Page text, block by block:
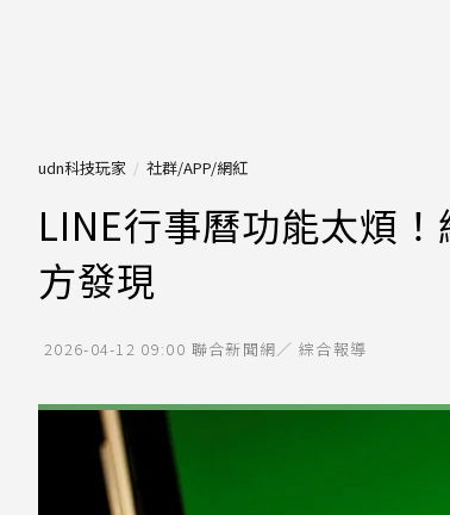
udn科技玩家 社群/APP/網紅
LINE行事曆功能太煩
方發現
2026-04-12 09:00 聯合新聞網／ 綜合報導